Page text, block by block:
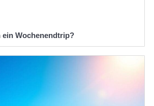
Wochenendtrip?